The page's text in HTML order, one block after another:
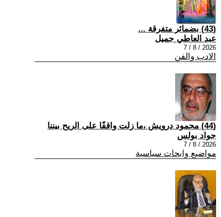
(43) بضمائر متفرقة ...
عبد العاطي جميل
2026 / 8 / 7
الادب والفن
(44) محمود درويش ،ما زلت واقفًا على الريح بيننا
جواد بولس
2026 / 8 / 7
مواضيع وابحاث سياسية